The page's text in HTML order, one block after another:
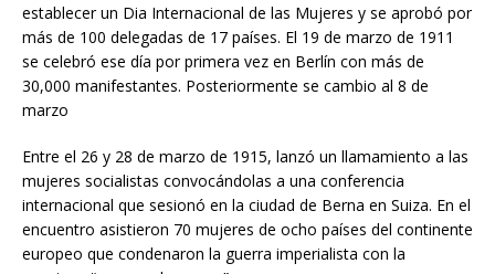
establecer un Dia Internacional de las Mujeres y se aprobó por
más de 100 delegadas de 17 países. El 19 de marzo de 1911
se celebró ese día por primera vez en Berlín con más de
30,000 manifestantes. Posteriormente se cambio al 8 de
marzo
Entre el 26 y 28 de marzo de 1915, lanzó un llamamiento a las
mujeres socialistas convocándolas a una conferencia
internacional que sesionó en la ciudad de Berna en Suiza. En el
encuentro asistieron 70 mujeres de ocho países del continente
europeo que condenaron la guerra imperialista con la